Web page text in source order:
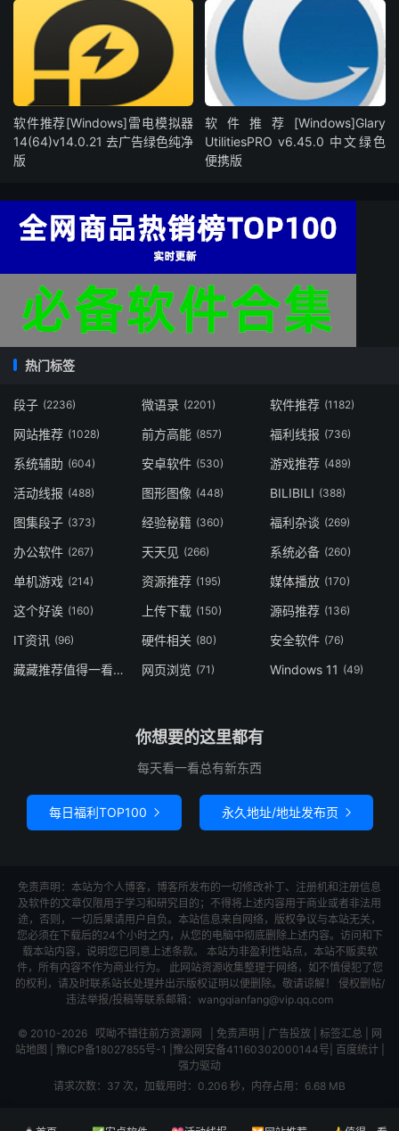
软件推荐[Windows]雷电模拟器
14(64)v14.0.21 去广告绿色纯净
版
软件推荐[Windows]Glary
UtilitiesPRO v6.45.0 中文绿色
便携版
热门标签
段子 (2236) 微语录 (2201) 软件推荐 (1182)
网站推荐 (1028) 前方高能 (857) 福利线报 (736)
系统辅助 (604) 安卓软件 (530) 游戏推荐 (489)
活动线报 (488) 图形图像 (448) BILIBILI (388)
图集段子 (373) 经验秘籍 (360) 福利杂谈 (269)
办公软件 (267) 天天见 (266) 系统必备 (260)
单机游戏 (214) 资源推荐 (195) 媒体播放 (170)
这个好诶 (160) 上传下载 (150) 源码推荐 (136)
IT资讯 (96) 硬件相关 (80) 安全软件 (76)
藏藏推荐值得一看 网页浏览 (71) Windows 11 (49)
你想要的这里都有
每天看一看总有新东西
每日福利TOP100  永久地址/地址发布页 
免责声明：本站为个人博客，博客所发布的一切修改补丁、注册机和注册信息
及软件的文章仅限用于学习和研究目的；不得将上述内容用于商业或者非法用
途，否则，一切后果请用户自负。本站信息来自网络，版权争议与本站无关，
您必须在下载后的24个小时之内，从您的电脑中彻底删除上述内容。访问和下
载本站内容，说明您已同意上述条款。 本站为非盈利性站点，本站不贩卖软
件，所有内容不作为商业行为。 此网站资源收集整理于网络，如不慎侵犯了您
的权利，请及时联系站长处理并出示版权证明以便删除。敬请谅解！ 侵权删帖/
违法举报/投稿等联系邮箱：wangqianfang@vip.qq.com
© 2010-2026 哎呦不错往前方资源网 免责声明 广告投放| 标签汇总
网
站地图
豫ICP备18027855号-1 豫公网安备41160302000144号 百度统计|
强力驱动
请求次数：37 次，加载用时：0.206 秒，内存占用：6.68 MB